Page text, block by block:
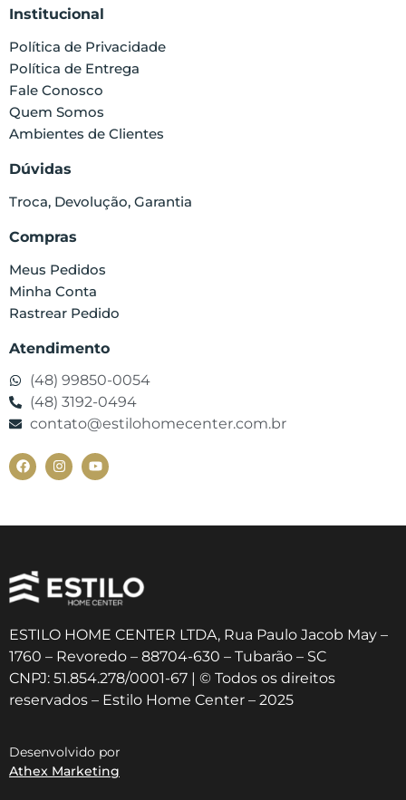
Institucional
Política de Privacidade
Política de Entrega
Fale Conosco
Quem Somos
Ambientes de Clientes
Dúvidas
Troca, Devolução, Garantia
Compras
Meus Pedidos
Minha Conta
Rastrear Pedido
Atendimento
(48) 99850-0054
(48) 3192-0494
contato@estilohomecenter.com.br
ESTILO HOME CENTER LTDA, Rua Paulo Jacob May –
1760 – Revoredo – 88704-630 – Tubarão – SC
CNPJ: 51.854.278/0001-67 | © Todos os direitos
reservados – Estilo Home Center – 2025
Desenvolvido por
Athex Marketing